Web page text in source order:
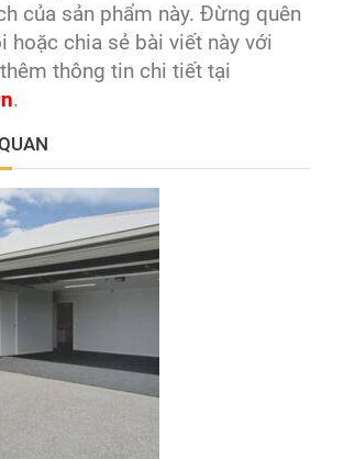
của sản phẩm này. Đừng quên
hoặc chia sẻ bài viết này với
thông tin chi tiết tại
.